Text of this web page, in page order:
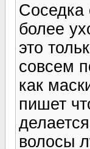
Соседка
более
это
совсем
как
пишет
волосы